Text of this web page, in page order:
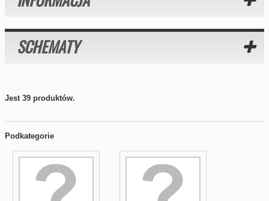
SCHEMATY
Jest 39 produktów.
Podkategorie